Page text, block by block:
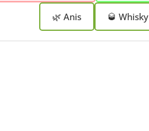
🌿 Anis 🥃 Whisky